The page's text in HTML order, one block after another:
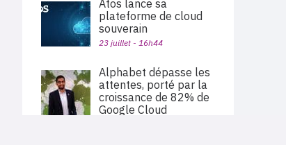
Atos lance sa
plateforme de cloud
souverain
23 juillet - 16h44
Alphabet dépasse les
attentes, porté par la
croissance de 82% de
Google Cloud